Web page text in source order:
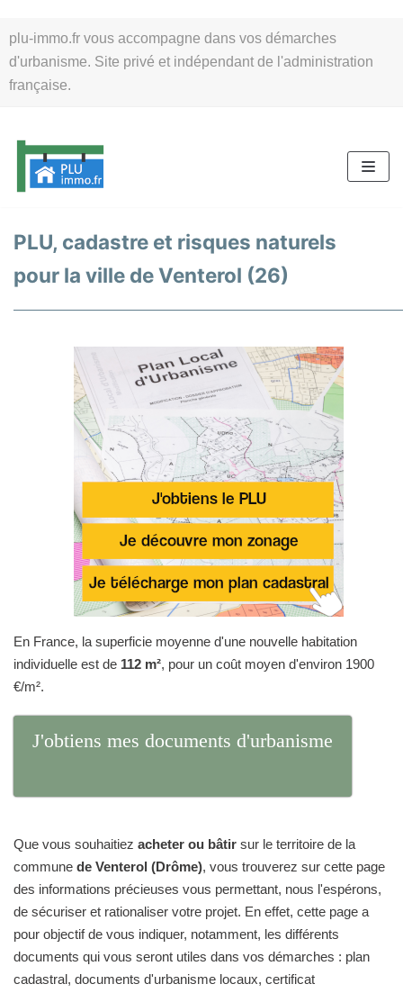
plu-immo.fr vous accompagne dans vos démarches
d'urbanisme. Site privé et indépendant de l'administration
française.
au
contenu
PLU, cadastre et risques naturels
pour la ville de Venterol (26)
En France, la superficie moyenne d'une nouvelle habitation
individuelle est de 112 m², pour un coût moyen d'environ 1900
€/m².
J'obtiens mes documents d'urbanisme
Que vous souhaitiez acheter ou bâtir sur le territoire de la
commune de Venterol (Drôme), vous trouverez sur cette page
des informations précieuses vous permettant, nous l'espérons,
de sécuriser et rationaliser votre projet. En effet, cette page a
pour objectif de vous indiquer, notamment, les différents
documents qui vous seront utiles dans vos démarches : plan
cadastral, documents d'urbanisme locaux, certificat